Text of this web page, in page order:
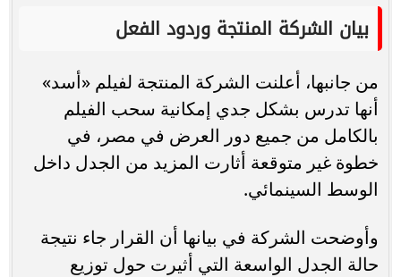
بيان الشركة المنتجة وردود الفعل
من جانبها، أعلنت الشركة المنتجة لفيلم «أسد»
أنها تدرس بشكل جدي إمكانية سحب الفيلم
بالكامل من جميع دور العرض في مصر، في
خطوة غير متوقعة أثارت المزيد من الجدل داخل
الوسط السينمائي.
وأوضحت الشركة في بيانها أن القرار جاء نتيجة
حالة الجدل الواسعة التي أثيرت حول توزيع